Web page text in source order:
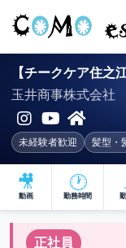
【チークケア住之
玉井商事株式会社
未経験者歓迎 髪型・
🎥
動画
🕐
勤務時間
正社員